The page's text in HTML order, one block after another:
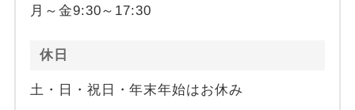
月～金9:30～17:30
休日
土・日・祝日・年末年始はお休み